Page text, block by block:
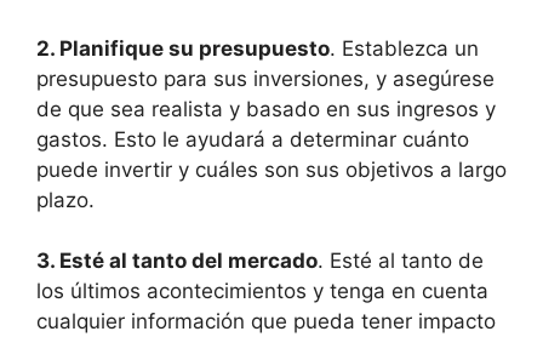
2. Planifique su presupuesto. Establezca un
presupuesto para sus inversiones, y asegúrese
de que sea realista y basado en sus ingresos y
gastos. Esto le ayudará a determinar cuánto
puede invertir y cuáles son sus objetivos a largo
plazo.
3. Esté al tanto del mercado. Esté al tanto de
los últimos acontecimientos y tenga en cuenta
cualquier información que pueda tener impacto